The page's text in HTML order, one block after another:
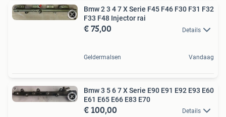
Bmw 2 3 4 7 X Serie F45 F46 F30 F31 F32
F33 F48 Injector rai
€ 75,00 Details
Geldermalsen Vandaag
Bmw 3 5 6 7 X Serie E90 E91 E92 E93 E60
E61 E65 E66 E83 E70
€ 100,00 Details